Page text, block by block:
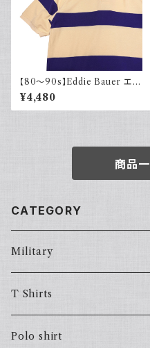
【80～90s】Eddie Bauer エデ
ィバウアー ポロシャツ 太ボーダ
ー 黒タグ
¥4,480
商品
CATEGORY
Military
T Shirts
Polo shirt